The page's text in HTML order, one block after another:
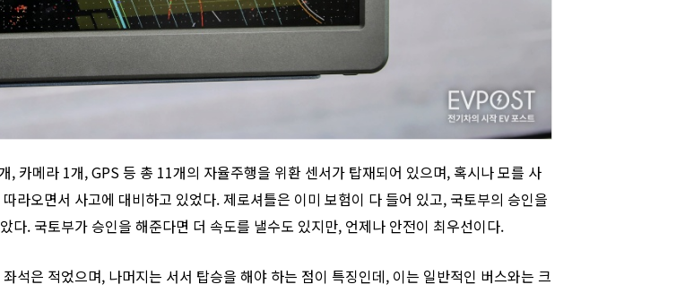
카메라 1개, GPS 등 총 11개의 자율주행을 위환 센서가 탑재되어 있으며, 혹시나 모를 사
라오면서 사고에 대비하고 있었다. 제로셔틀은 이미 보험이 다 들어 있고, 국토부의 승인을
. 국토부가 승인을 해준다면 더 속도를 낼수도 있지만, 언제나 안전이 최우선이다.
석은 적었으며, 나머지는 서서 탑승을 해야 하는 점이 특징인데, 이는 일반적인 버스와는 크